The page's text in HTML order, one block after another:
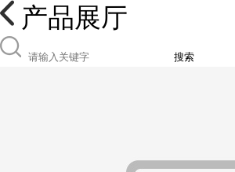
产品展厅
搜索